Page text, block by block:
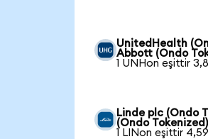
UnitedHealth
Abbott (Ondo
1 UNHon eşittir
Linde plc (Ondo
(Ondo
1 LINon eşittir